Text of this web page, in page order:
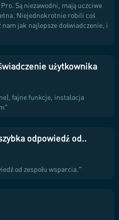
Są niezawodni, mają uczciwe
Niejednokrotnie robili coś
jak najlepsze doświadczenie, i
użytkownika
fajne funkcje, instalacja
odpowiedź od..
od zespołu wsparcia.